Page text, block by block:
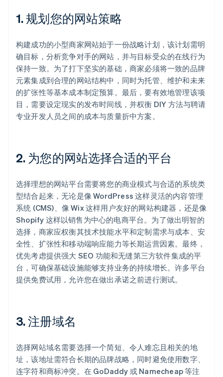
1. 规划您的网站策略
构建成功的小型商家网站始于一份战略计划，该计划需明
确目标，分析竞争对手的网站，并与目标受众的在线行为
保持一致。为了打下坚实的基础，商家必须将一致的品牌
元素集成到合理的网站结构中，同时为托管、维护和未来
的扩张性等基本成本制定预算。最后，要有效地管理该项
目，需要设定现实的发布时间线，并权衡 DIY 方法与聘请
专业开发人员之间的成本与质量折中方案。
2. 为您的网站选择合适的平台
选择理想的网站平台需要将您的商业模式与合适的系统类
型结合起来，无论是像 WordPress 这样灵活的内容管理
系统 (CMS)、像 Wix 这样用户友好的网站构建器，还是像
Shopify 这样以销售为中心的电商平台。为了做出明智的
选择，商家应权衡其技术技能水平和定制需求与成本、安
全性、扩张性和移动端响应能力等长期运营因素。最终，
优先考虑提供强大 SEO 功能和无缝第三方软件集成的平
台，可确保基础设施能够支持业务的持续增长。许多平台
提供免费试用，允许您在做出承诺之前进行测试。
3. 注册域名
选择网站域名需要选择一个简短、令人难忘且相关的地
址，该地址需符合长期的品牌战略，同时避免使用数字、
连字符和商标冲突。在 GoDaddy 或 Namecheap 等注